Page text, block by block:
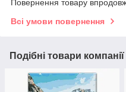
Повернення товару
Всі умови повернення
Подібні товари компанії